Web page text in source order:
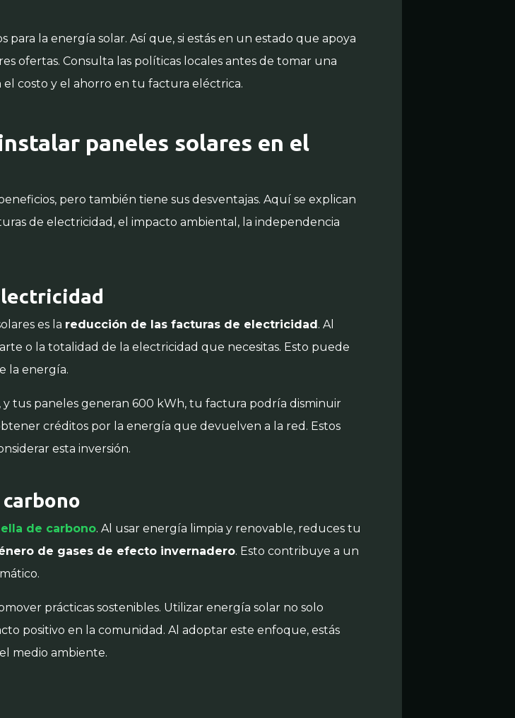
para la energía solar. Así que, si estás en un estado que apoya
ofertas. Consulta las políticas locales antes de tomar una
costo y el ahorro en tu factura eléctrica.
paneles solares en el
pero también tiene sus desventajas. Aquí se explican
de electricidad, el impacto ambiental, la independencia
es la reducción de las facturas de electricidad. Al
o la totalidad de la electricidad que necesitas. Esto puede
la energía.
tus paneles generan 600 kWh, tu factura podría disminuir
créditos por la energía que devuelven a la red. Estos
esta inversión.
de carbono. Al usar energía limpia y renovable, reduces tu
de gases de efecto invernadero. Esto contribuye a un
prácticas sostenibles. Utilizar energía solar no solo
positivo en la comunidad. Al adoptar este enfoque, estás
medio ambiente.